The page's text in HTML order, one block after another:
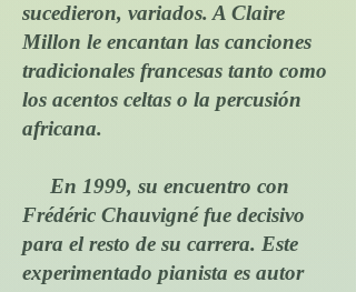
sucedieron, variados. A Claire
Millon le encantan las canciones
tradicionales francesas tanto como
los acentos celtas o la percusión
africana.
En 1999, su encuentro con
Frédéric Chauvigné fue decisivo
para el resto de su carrera. Este
experimentado pianista es autor